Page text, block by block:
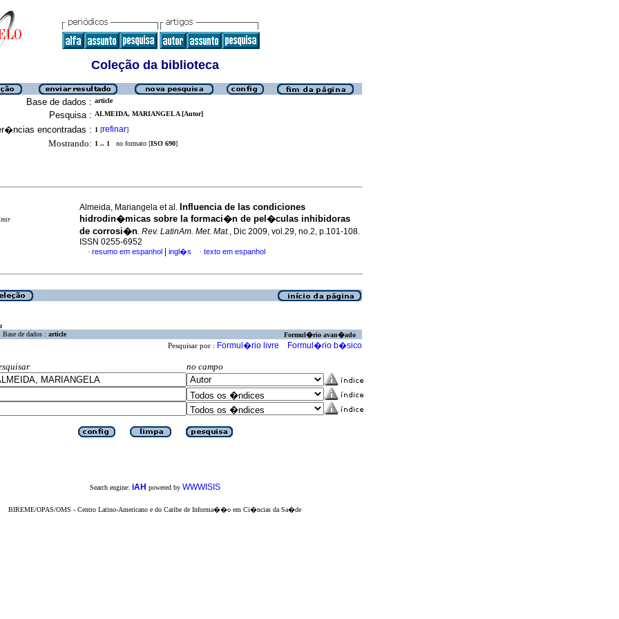
Coleção da biblioteca
Base de dados : article
Pesquisa : ALMEIDA, MARIANGELA [Autor]
encontradas : 1 [refinar]
Mostrando: 1 .. 1 no formato [ISO 690]
Almeida, Mariangela et al. Influencia de las condiciones
hidrodin�micas sobre la formaci�n de pel�culas inhibidoras
de corrosi�n. Rev. LatinAm. Met. Mat., Dic 2009, vol.29, no.2, p.101-108.
ISSN 0255-6952
· resumo em espanhol ingl�s · texto em espanhol
Base de dados : article Formul�rio avan�ado
Pesquisar por : Formul�rio livre Formul�rio b�sico
no campo
Search engine: iAH powered by WWWISIS
BIREME/OPAS/OMS - Centro Latino-Americano e do Caribe de Informa��o em Ci�ncias da Sa�de